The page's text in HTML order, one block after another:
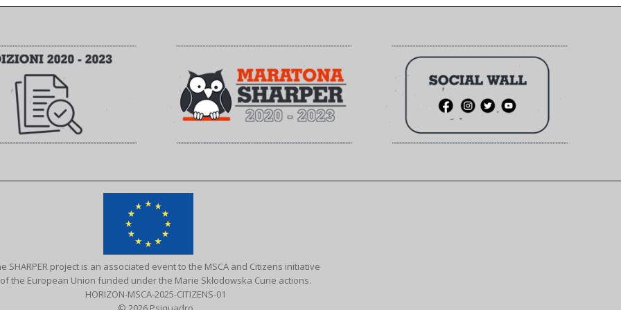
SHARPER project is an associated event to the MSCA and Citizens initiative
of the European Union funded under the Marie Skłodowska Curie actions.
HORIZON-MSCA-2025-CITIZENS-01